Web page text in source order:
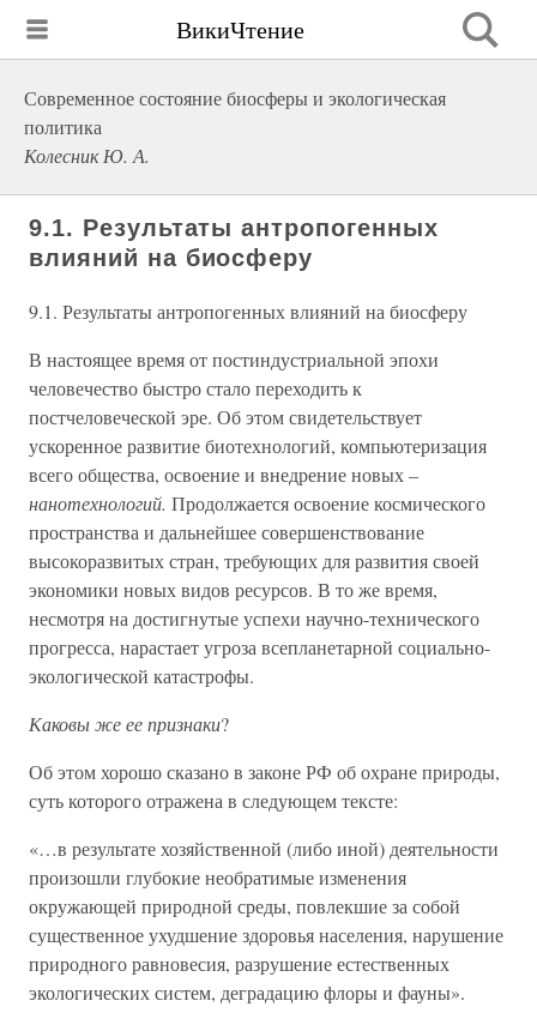
ВикиЧтение
Современное состояние биосферы и экологическая
политика
Колесник Ю. А.
9.1. Результаты антропогенных
влияний на биосферу
9.1. Результаты антропогенных влияний на биосферу
В настоящее время от постиндустриальной эпохи
человечество быстро стало переходить к
постчеловеческой эре. Об этом свидетельствует
ускоренное развитие биотехнологий, компьютеризация
всего общества, освоение и внедрение новых –
нанотехнологий. Продолжается освоение космического
пространства и дальнейшее совершенствование
высокоразвитых стран, требующих для развития своей
экономики новых видов ресурсов. В то же время,
несмотря на достигнутые успехи научно-технического
прогресса, нарастает угроза всепланетарной социально-
экологической катастрофы.
Каковы же ее признаки?
Об этом хорошо сказано в законе РФ об охране природы,
суть которого отражена в следующем тексте:
«…в результате хозяйственной (либо иной) деятельности
произошли глубокие необратимые изменения
окружающей природной среды, повлекшие за собой
существенное ухудшение здоровья населения, нарушение
природного равновесия, разрушение естественных
экологических систем, деградацию флоры и фауны».